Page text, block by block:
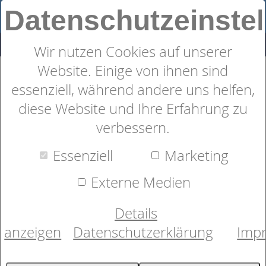
Wir nutzen Cookies auf unserer
Website. Einige von ihnen sind
essenziell, während andere uns helfen,
diese Website und Ihre Erfahrung zu
verbessern.
Essenziell
Marketing
Externe Medien
Details
anzeigen
Datenschutzerklärung
Sympathica Kissen Vision